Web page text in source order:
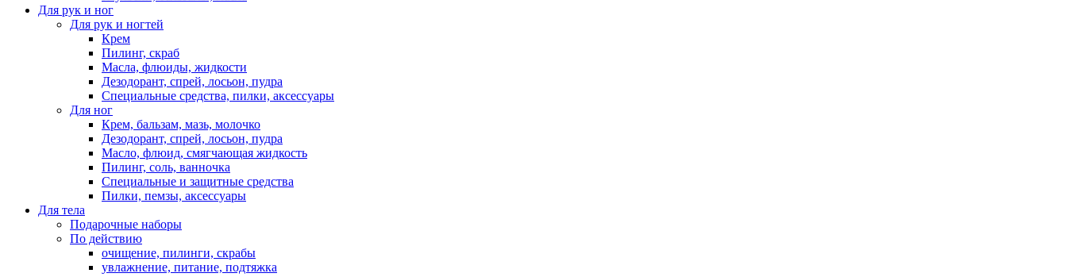
Для рук и ног
Для рук и ногтей
Крем
Пилинг, скраб
Масла, флюиды, жидкости
Дезодорант, спрей, лосьон, пудра
Специальные средства, пилки, аксессуары
Для ног
Крем, бальзам, мазь, молочко
Дезодорант, спрей, лосьон, пудра
Масло, флюид, смягчающая жидкость
Пилинг, соль, ванночка
Специальные и защитные средства
Пилки, пемзы, аксессуары
Для тела
Подарочные наборы
По действию
очищение, пилинги, скрабы
увлажнение, питание, подтяжка